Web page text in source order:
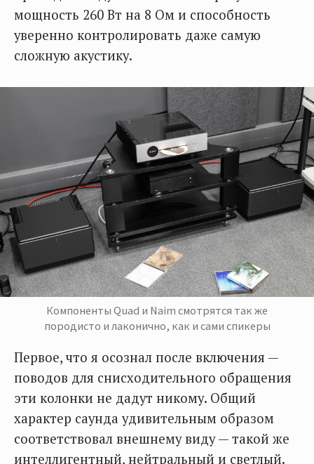
мощность 260 Вт на 8 Ом и способность
уверенно контролировать даже самую
сложную акустику.
Компоненты Quad и Naim смотрятся так же
породисто и лаконично, как и сами спикеры
Первое, что я осознал после включения —
поводов для снисходительного обращения
эти колонки не дадут никому. Общий
характер саунда удивительным образом
соответствовал внешнему виду — такой же
интеллигентный, нейтральный и светлый.